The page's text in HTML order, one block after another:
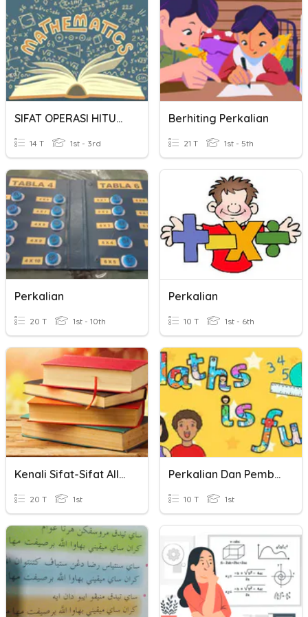
SIFAT OPERASI HITUNG
14 T 1st - 3rd
Berhiting Perkalian
21 T 1st - 5th
Perkalian
20 T 1st - 10th
Perkalian
10 T 1st - 6th
Kenali Sifat-Sifat Allah
20 T 1st
Perkalian Dan Pembagian Bilangan Bulat
10 T 1st